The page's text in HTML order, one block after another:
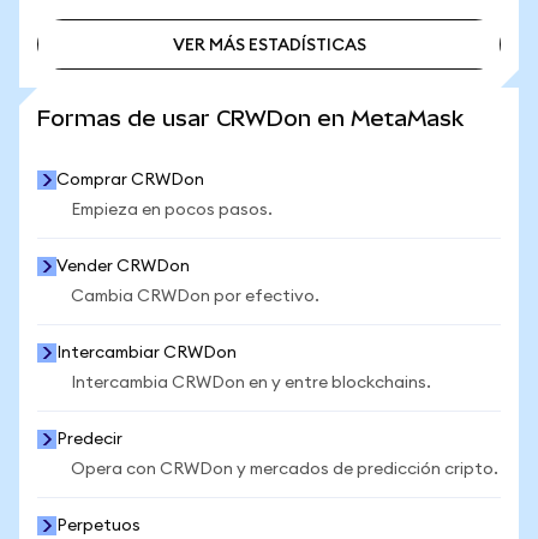
VER MÁS ESTADÍSTICAS
Formas de usar CRWDon en MetaMask
Comprar CRWDon
Empieza en pocos pasos.
Vender CRWDon
Cambia CRWDon por efectivo.
Intercambiar CRWDon
Intercambia CRWDon en y entre blockchains.
Predecir
Opera con CRWDon y mercados de predicción cripto.
Perpetuos